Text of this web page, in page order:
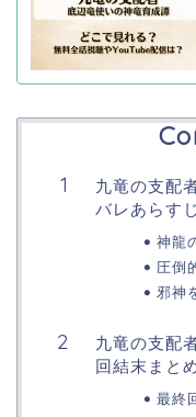
九竜の支配
バレあらすじ
神龍
圧倒
邪神
九竜の支配
回結末まと
最終